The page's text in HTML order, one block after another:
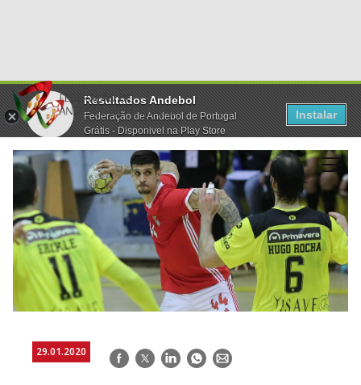
Resultados Andebol
Federação de Andebol de Portugal
Grátis - Disponivel na Play Store
Instalar
29.01.2020 Facebook
TwitterLinkedInWhatsApp
E-